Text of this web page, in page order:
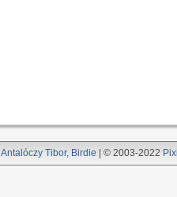
Antalóczy Tibor, Birdie | © 2003-2022